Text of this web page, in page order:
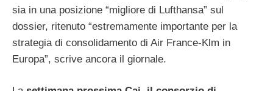
sia in una posizione “migliore di Lufthansa” sul
dossier, ritenuto “estremamente importante per la
strategia di consolidamento di Air France-Klm in
Europa”, scrive ancora il giornale.